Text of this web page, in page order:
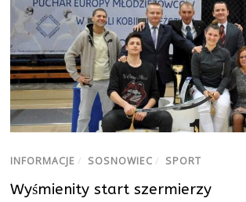
INFORMACJE / SOSNOWIEC / SPORT
Wyśmienity start szermierzy